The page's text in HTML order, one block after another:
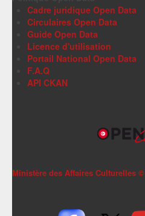
Cadre juridique Open Data
Circulaires Open Data
Guide Open Data
Licence d'utilisation
Portail National Open Data
F.A.Q
API CKAN
Ministère des Affaires Culturelles ©